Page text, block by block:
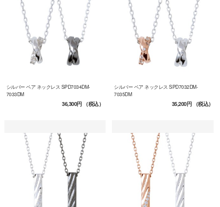
シルバー ペア ネックレス SPD7034DM-
7033DM
36,300円（税込）
シルバー ペア ネックレス SPD7032DM-
7035DM
35,200円（税込）